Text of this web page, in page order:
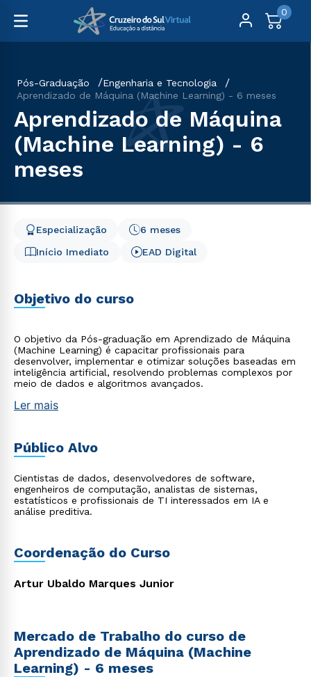
0
Pós-Graduação
Engenharia e Tecnologia
Aprendizado de Máquina (Machine Learning) - 6 meses
Aprendizado de Máquina
(Machine Learning) - 6
meses
Início Imediato
6 meses
Especialização
EAD Digital
Objetivo do curso
O objetivo da Pós-graduação em Aprendizado de Máquina
(Machine Learning) é capacitar profissionais para
desenvolver, implementar e otimizar soluções baseadas em
inteligência artificial, resolvendo problemas complexos por
meio de dados e algoritmos avançados.
Ler mais
Público Alvo
Cientistas de dados, desenvolvedores de software,
engenheiros de computação, analistas de sistemas,
estatísticos e profissionais de TI interessados em IA e
análise preditiva.
Coordenação do Curso
Artur Ubaldo Marques Junior
Mercado de Trabalho do curso de
Aprendizado de Máquina (Machine
Learning) - 6 meses